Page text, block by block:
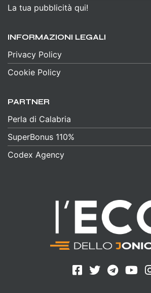
La tua pubblicità qui!
INFORMAZIONI LEGALI
Privacy Policy
Cookie Policy
PARTNER
Perla di Calabria
SuperBonus 110%
Codex Agency